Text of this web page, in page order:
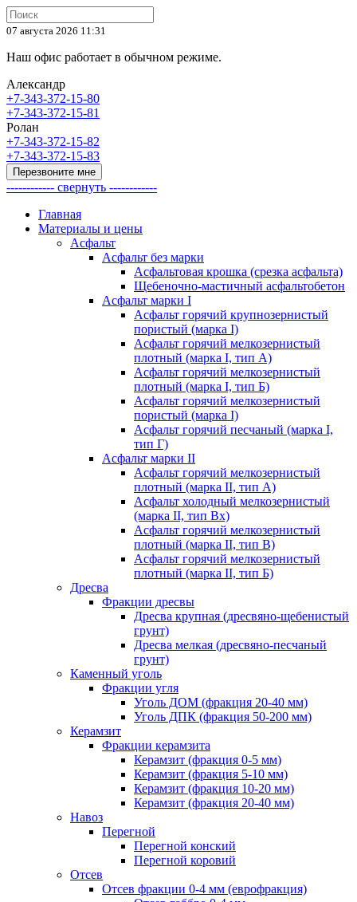
07 августа 2026 11:31
Наш офис работает в обычном режиме.
Александр
+7-343-372-15-80
+7-343-372-15-81
Ролан
+7-343-372-15-82
+7-343-372-15-83
Перезвоните мне
------------ свернуть ------------
Главная
Материалы и цены
Асфальт
Асфальт без марки
Асфальтовая крошка (срезка асфальта)
Щебеночно-мастичный асфальтобетон
Асфальт марки I
Асфальт горячий крупнозернистый
пористый (марка I)
Асфальт горячий мелкозернистый
плотный (марка I, тип А)
Асфальт горячий мелкозернистый
плотный (марка I, тип Б)
Асфальт горячий мелкозернистый
пористый (марка I)
Асфальт горячий песчаный (марка I,
тип Г)
Асфальт марки II
Асфальт горячий мелкозернистый
плотный (марка II, тип А)
Асфальт холодный мелкозернистый
(марка II, тип Вх)
Асфальт горячий мелкозернистый
плотный (марка II, тип В)
Асфальт горячий мелкозернистый
плотный (марка II, тип Б)
Дресва
Фракции дресвы
Дресва крупная (дресвяно-щебенистый
грунт)
Дресва мелкая (дресвяно-песчаный
грунт)
Каменный уголь
Фракции угля
Уголь ДОМ (фракция 20-40 мм)
Уголь ДПК (фракция 50-200 мм)
Керамзит
Фракции керамзита
Керамзит (фракция 0-5 мм)
Керамзит (фракция 5-10 мм)
Керамзит (фракция 10-20 мм)
Керамзит (фракция 20-40 мм)
Навоз
Перегной
Перегной конский
Перегной коровий
Отсев
Отсев фракции 0-4 мм (еврофракция)